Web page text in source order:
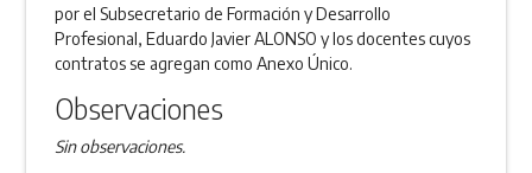
por el Subsecretario de Formación y Desarrollo
Profesional, Eduardo Javier ALONSO y los docentes cuyos
contratos se agregan como Anexo Único.
Observaciones
Sin observaciones.